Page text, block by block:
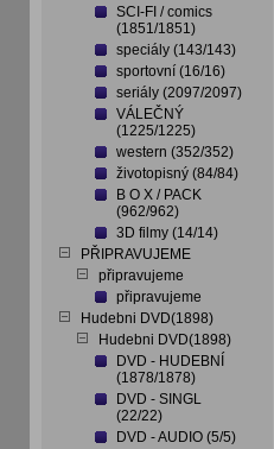
SCI-FI / comics
(1851/1851)
speciály (143/143)
sportovní (16/16)
seriály (2097/2097)
VÁLEČNÝ
(1225/1225)
western (352/352)
životopisný (84/84)
B O X / PACK
(962/962)
3D filmy (14/14)
PŘIPRAVUJEME
připravujeme
připravujeme
Hudebni DVD(1898)
Hudebni DVD(1898)
DVD - HUDEBNÍ
(1878/1878)
DVD - SINGL
(22/22)
DVD - AUDIO (5/5)